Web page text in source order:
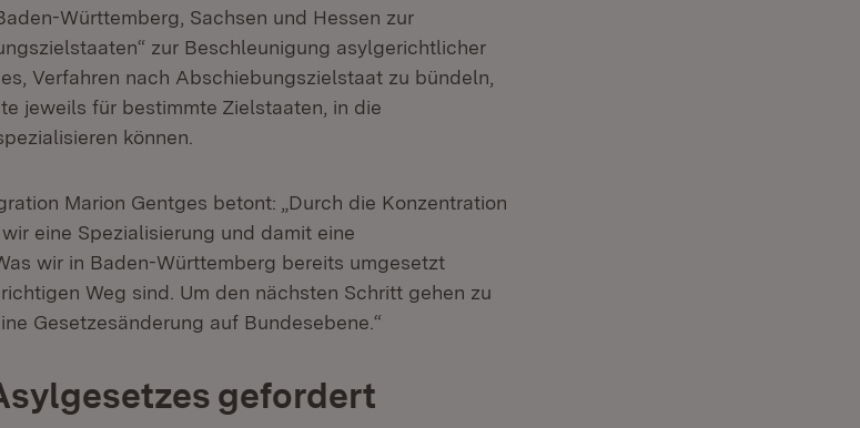
Württemberg, Sachsen und Hessen zur
zur Beschleunigung asylgerichtlicher
Verfahren nach Abschiebungszielstaat zu bündeln,
jeweils für bestimmte Zielstaaten, in die
können.
Marion Gentges betont: „Durch die Konzentration
eine Spezialisierung und damit eine
wir in Baden-Württemberg bereits umgesetzt
Weg sind. Um den nächsten Schritt gehen zu
Gesetzesänderung auf Bundesebene.“
gefordert